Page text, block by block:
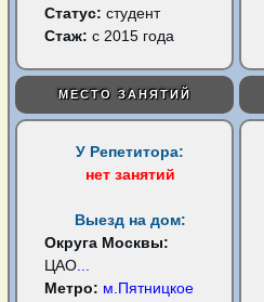
Статус:студент
Стаж: с 2015 года
МЕСТО ЗАНЯТИЙ
У Репетитора:
нет занятий
Выезд на дом:
Округа Москвы:
ЦАО
Метро: м.Пятницкое